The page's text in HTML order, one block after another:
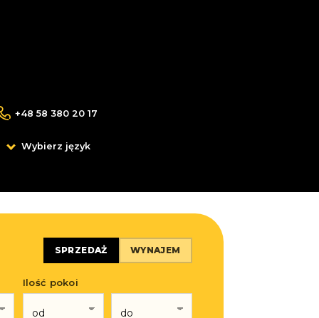
+48 58 380 20 17
Wybierz język
SPRZEDAŻ WYNAJEM
Ilość pokoi